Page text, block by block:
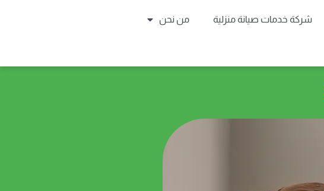
شركة خدمات صيانة منزلية من نحن